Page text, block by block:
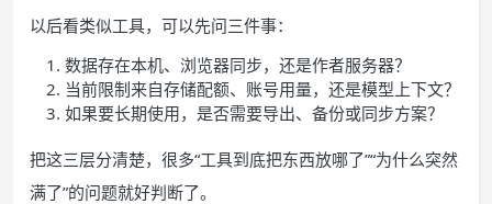
以后看类似工具，可以先问三件事：
数据存在本机、浏览器同步，还是作者服务器？
当前限制来自存储配额、账号用量，还是模型上下文？
如果要长期使用，是否需要导出、备份或同步方案？
把这三层分清楚，很多“工具到底把东西放哪了”“为什么突然
满了”的问题就好判断了。